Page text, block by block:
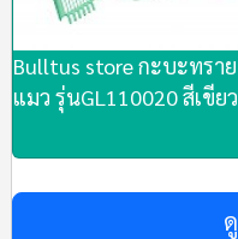
Bulltus store กะบะทราย
แมว รุ่นGL110020 สีเขียว